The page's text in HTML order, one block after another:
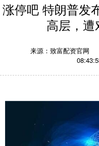
涨停吧 特朗普发
高层，
来源：致富配资官网